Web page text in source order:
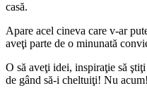
casă.
Apare acel cineva care v-ar
aveţi parte de o minunată
O să aveţi idei, inspiraţie să
de gând să-i cheltuiţi! Nu acum!